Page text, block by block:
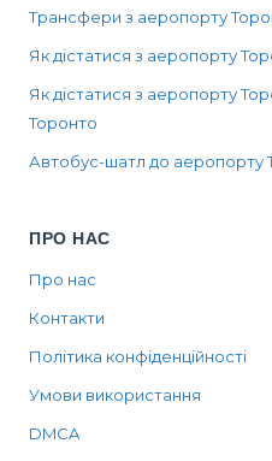
Трансфери з аеропорту
Як дістатися з аеропорту
Як дістатися з аеропорту
Торонто
Автобус-шатл до аеропорту
ПРО НАС
Про нас
Контакти
Політика конфіденційності
Умови використання
DMCA